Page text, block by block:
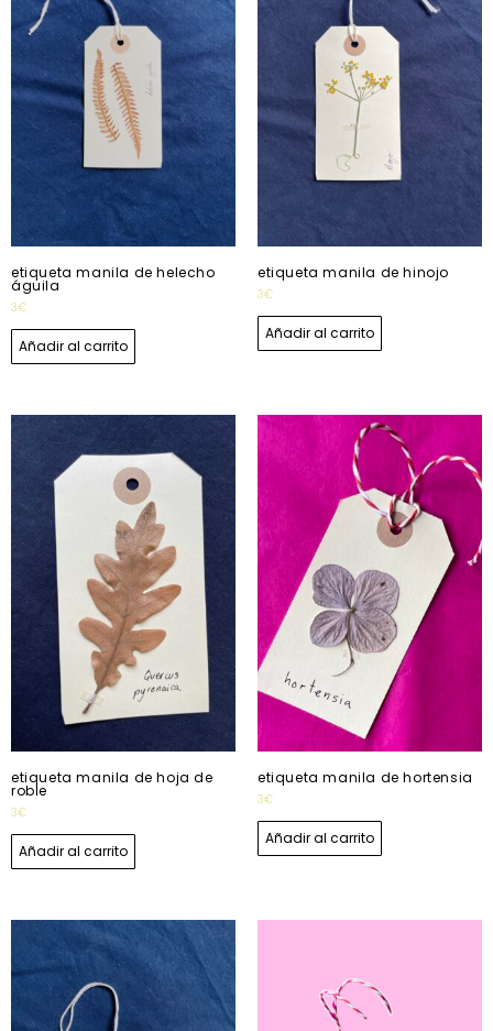
etiqueta manila de helecho
águila
3€
Añadir al carrito
etiqueta manila de hinojo
3€
Añadir al carrito
etiqueta manila de hoja de
roble
3€
Añadir al carrito
etiqueta manila de hortensia
3€
Añadir al carrito